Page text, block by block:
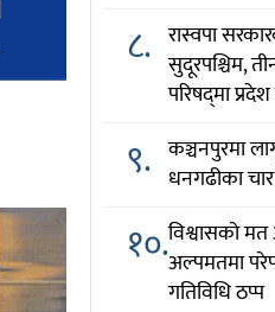
८. रास्वपा
सुदूरपश्चिम,
परिषद्‌मा
९. कञ्चनपुरमा
धनगढीका
१०.विश्वासको मत
अल्पमतमा
गतिविधि ठप्प